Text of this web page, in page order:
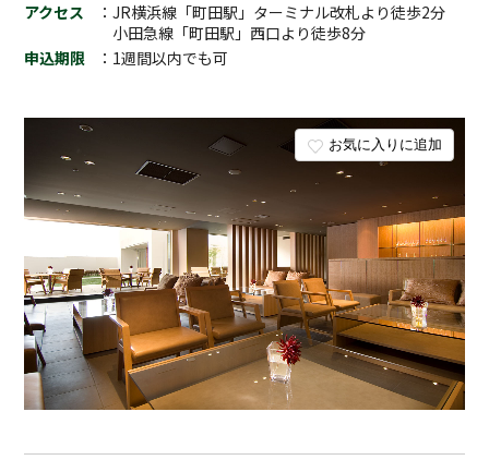
お気に入りに追加
アクセス
：JR横浜線「町田駅」ターミナル改札より徒歩2分
小田急線「町田駅」西口より徒歩8分
申込期限
：1週間以内でも可